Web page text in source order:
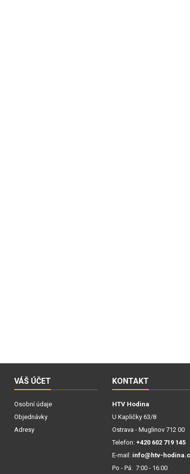
VÁŠ ÚČET
Osobní údaje
Objednávky
Adresy
KONTAKT
HTV Hodina
U Kapličky 63/8
Ostrava - Muglinov 712 00
Telefon: +420 602 719 145
E-mail: info@htv-
Po - Pá: 7:00 - 16:00